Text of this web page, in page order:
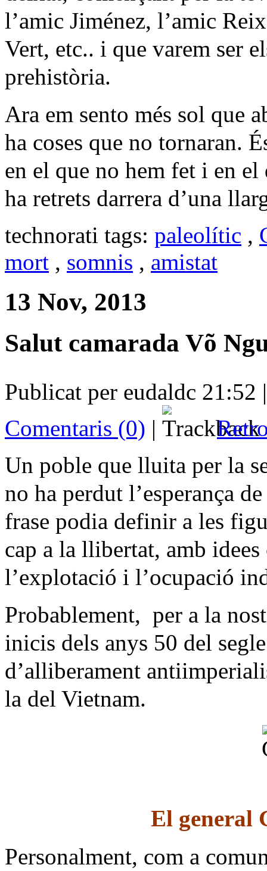
l’amic Jiménez, l’amic
Vert, etc.. i que varem ser
prehistòria.
Ara em sento més sol que
ha coses que no tornaran.
en el que no hem fet i en
ha retrets darrera d’una
technorati tags: paleolític ,
mort , somnis , amistat
13 Nov, 2013
Salut camarada Võ
Publicat per eudaldc 21:52
Comentaris (0) |
Un poble que lluita per la
no ha perdut l’esperança
frase podia definir a les
cap a la llibertat, amb
l’explotació i l’ocupació
Probablement, per a la
inicis dels anys 50 del
d’alliberament
la del Vietnam.
El general
Personalment, com a